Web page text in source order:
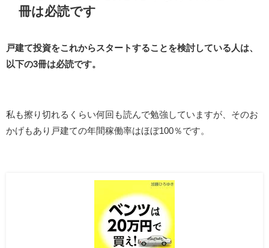
冊は必読です
戸建て投資をこれからスタートすることを検討している人は、
以下の3冊は必読です。
私も擦り切れるくらい何回も読んで勉強していますが、そのお
かげもあり戸建ての年間稼働率はほぼ100％です。